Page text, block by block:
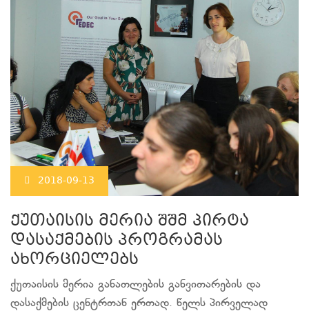
2018-09-13
ქუთაისის მერია შშმ პირტა
დასაქმების პროგრამას
ახორციელებს
ქუთაისის მერია განათლების განვითარების და
დასაქმების ცენტრთან ერთად. წელს პირველად